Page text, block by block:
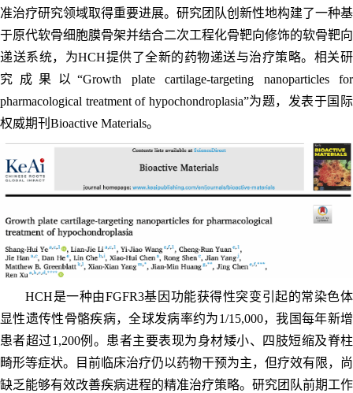
准治疗研究领域取得重要进展。研究团队创新性地构建了一种基
于原代软骨细胞膜骨架并结合二次工程化骨靶向修饰的软骨靶向
递送系统，为HCH提供了全新的药物递送与治疗策略。相关研
究成果以“Growth plate cartilage-targeting nanoparticles for
pharmacological treatment of hypochondroplasia”为题，发表于国际
权威期刊Bioactive Materials。
HCH是一种由FGFR3基因功能获得性突变引起的常染色体
显性遗传性骨骼疾病，全球发病率约为1/15,000，我国每年新增
患者超过1,200例。患者主要表现为身材矮小、四肢短缩及脊柱
畸形等症状。目前临床治疗仍以药物干预为主，但疗效有限，尚
缺乏能够有效改善疾病进程的精准治疗策略。研究团队前期工作